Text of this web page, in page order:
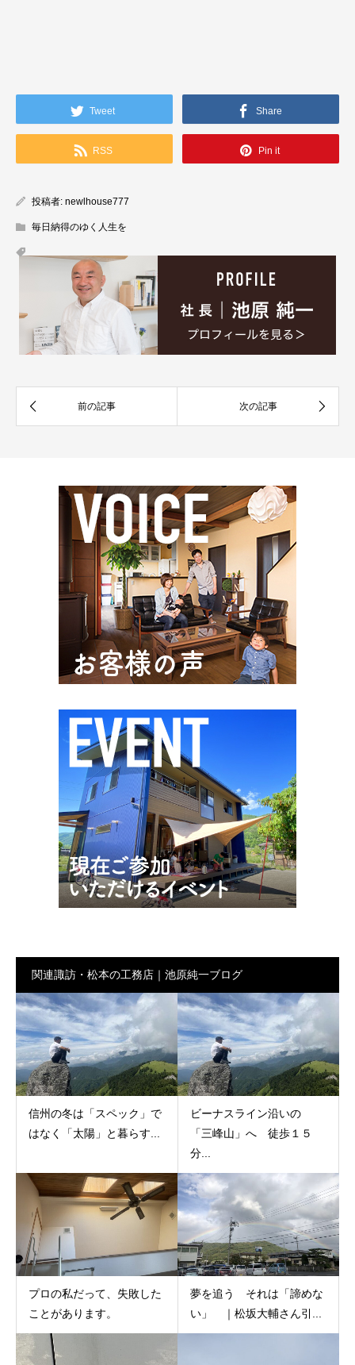
Tweet Share
RSS Pin it
投稿者: newlhouse777
毎日納得のゆく人生を
関連諏訪・松本の工務店｜池原純一ブログ
信州の冬は「スペック」で
はなく「太陽」と暮らす...
ビーナスライン沿いの
「三峰山」へ 徒歩１５
分...
プロの私だって、失敗した
ことがあります。
夢を追う それは「諦めな
い」 ｜松坂大輔さん引...